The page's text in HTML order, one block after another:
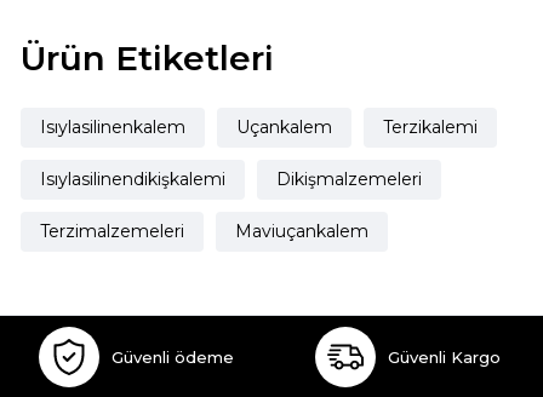
Ürün Etiketleri
Isıylasilinenkalem Uçankalem Terzikalemi
Isıylasilinendikişkalemi Dikişmalzemeleri
Terzimalzemeleri Maviuçankalem
Güvenli ödeme Güvenli Kargo